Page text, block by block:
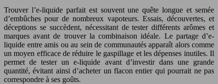
Trouver l’e-liquide parfait est souvent une quête longue et semée
d’embûches pour de nombreux vapoteurs. Essais, découvertes, et
déceptions se succèdent, nécessitant de tester différents arômes et
marques avant de trouver la combinaison idéale. Le partage d’e-
liquide entre amis ou au sein de communautés apparaît alors comme
un moyen efficace de réduire le gaspillage et les dépenses inutiles. Il
permet de tester un e-liquide avant d’investir dans une grande
quantité, évitant ainsi d’acheter un flacon entier qui pourrait ne pas
correspondre à ses goûts.